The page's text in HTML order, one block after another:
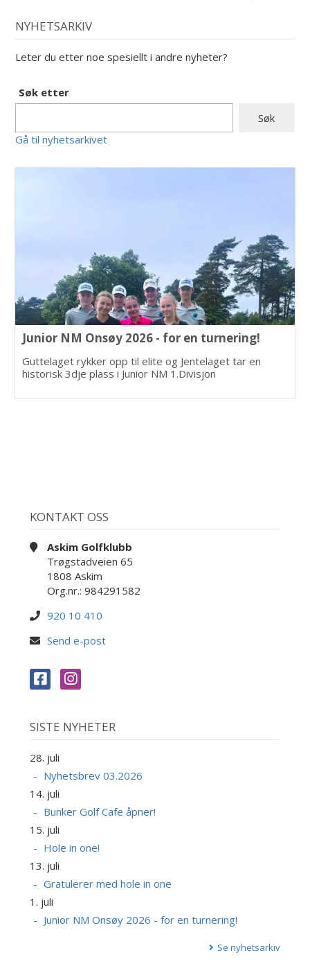
NYHETSARKIV
Leter du etter noe spesiellt i andre nyheter?
Søk etter
Gå til nyhetsarkivet
Junior NM Onsøy 2026 - for en turnering!
Guttelaget rykker opp til elite og Jentelaget tar en
historisk 3dje plass i Junior NM 1.Divisjon
KONTAKT OSS
Askim Golfklubb
Trøgstadveien 65
1808 Askim
Org.nr.: 984291582
920 10 410
Send e-post
SISTE NYHETER
28. juli
Nyhetsbrev 03.2026
14. juli
Bunker Golf Cafe åpner!
15. juli
Hole in one!
13. juli
Gratulerer med hole in one
1. juli
Junior NM Onsøy 2026 - for en turnering!
Se nyhetsarkiv